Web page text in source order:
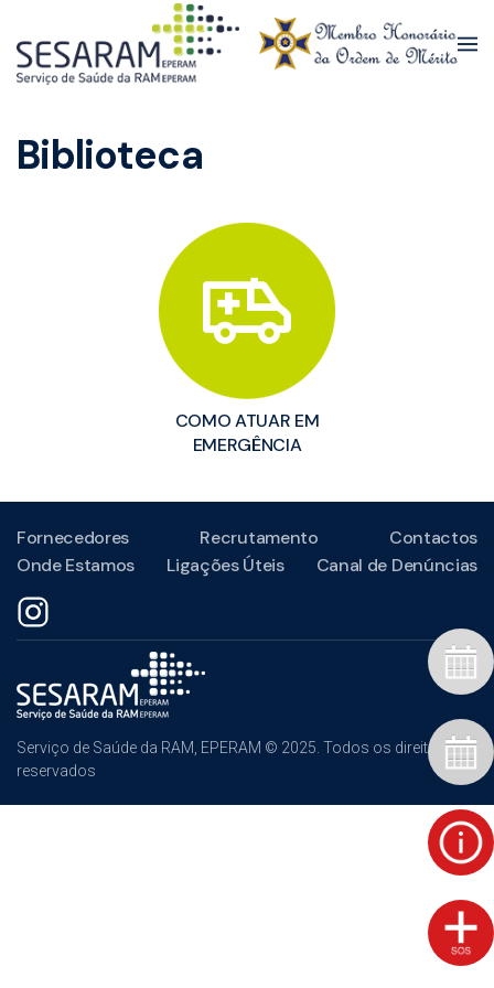
Skip to main content
Biblioteca
COMO ATUAR EM
EMERGÊNCIA
Fornecedores Recrutamento
Contactos
Onde Estamos
Ligações Úteis Canal de Denúncias
Serviço de Saúde da RAM, EPERAM © 2025. Todos os direitos
reservados